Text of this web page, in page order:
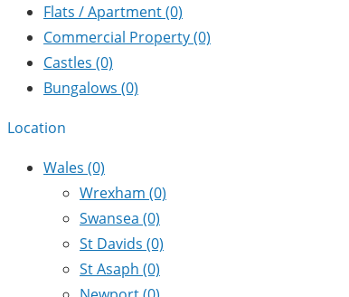
Flats / Apartment(0)
Commercial Property(0)
Castles (0)
Bungalows (0)
Location
Wales (0)
Wrexham (0)
Swansea (0)
St Davids (0)
St Asaph (0)